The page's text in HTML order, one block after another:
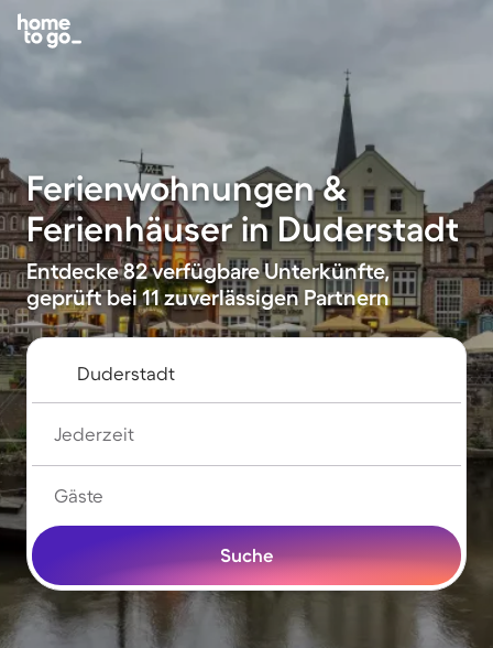
Ferienwohnungen &
Ferienhäuser in Duderstadt
Entdecke 82 verfügbare Unterkünfte,
geprüft bei 11 zuverlässigen Partnern
Jederzeit
Gäste
Suche